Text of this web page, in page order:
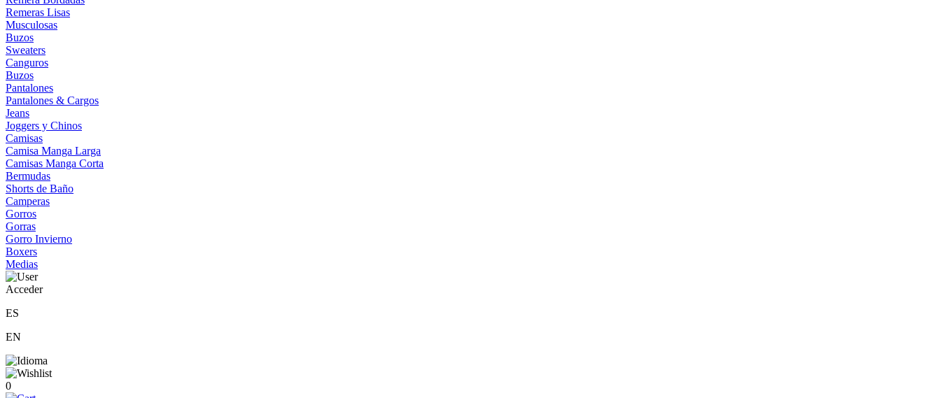
Remeras Lisas
Musculosas
Buzos
Sweaters
Canguros
Buzos
Pantalones
Pantalones & Cargos
Jeans
Joggers y Chinos
Camisas
Camisa Manga Larga
Camisas Manga Corta
Bermudas
Shorts de Baño
Camperas
Gorros
Gorras
Gorro Invierno
Boxers
Medias
Acceder
ES
EN
0